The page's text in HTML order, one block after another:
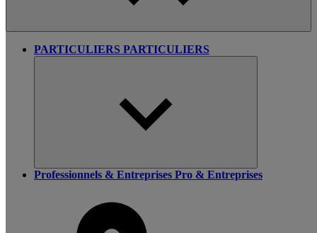
PARTICULIERS PARTICULIERS
Professionnels & Entreprises Pro & Entreprises